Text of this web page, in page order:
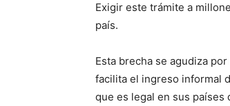
Exigir este trámite a
país.
Esta brecha se agudiza
facilita el ingreso informal
que es legal en sus países